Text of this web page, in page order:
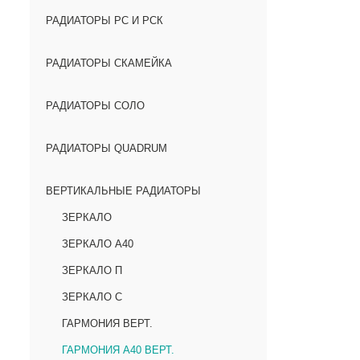
РАДИАТОРЫ РС И РСК
РАДИАТОРЫ СКАМЕЙКА
РАДИАТОРЫ СОЛО
РАДИАТОРЫ QUADRUM
ВЕРТИКАЛЬНЫЕ РАДИАТОРЫ
ЗЕРКАЛО
ЗЕРКАЛО А40
ЗЕРКАЛО П
ЗЕРКАЛО С
ГАРМОНИЯ ВЕРТ.
ГАРМОНИЯ А40 ВЕРТ.